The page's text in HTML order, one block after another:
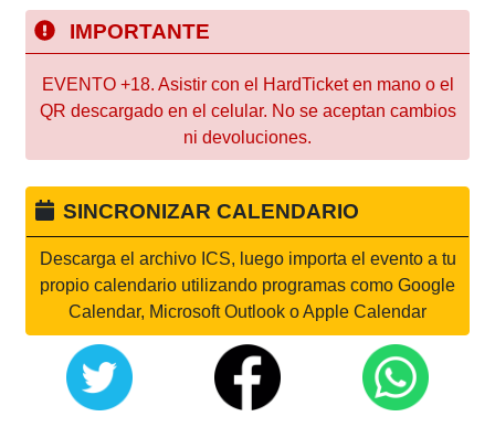
IMPORTANTE
EVENTO +18. Asistir con el HardTicket en mano o el
QR descargado en el celular. No se aceptan cambios
ni devoluciones.
SINCRONIZAR CALENDARIO
Descarga el archivo ICS, luego importa el evento a tu
propio calendario utilizando programas como Google
Calendar, Microsoft Outlook o Apple Calendar